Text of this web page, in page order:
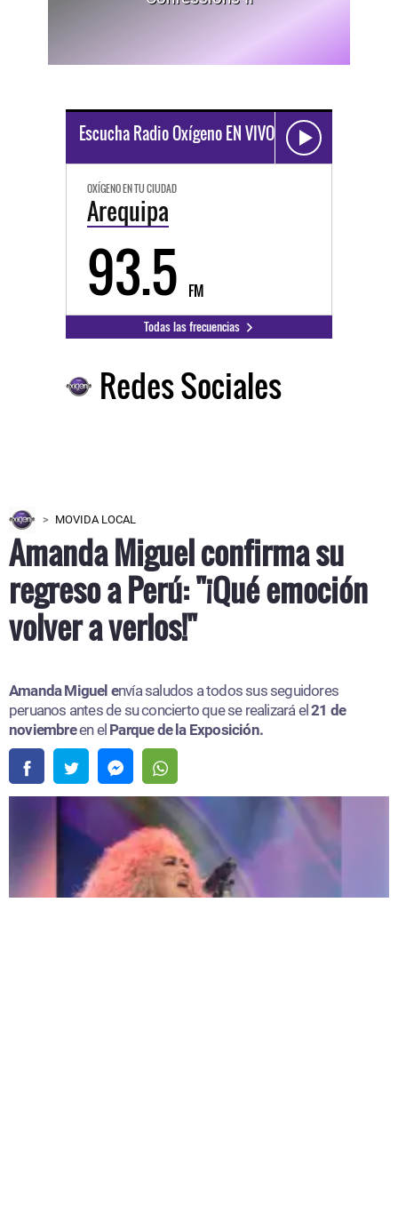
Escucha Radio Oxígeno EN VIVO
OXÍGENO EN TU CIUDAD
Arequipa
93.5 FM
Todas las frecuencias
Redes Sociales
MOVIDA LOCAL
Amanda Miguel confirma su
regreso a Perú: "¡Qué emoción
volver a verlos!"
Amanda Miguel e
nvía saludos a todos sus seguidores
peruanos antes de su concierto que se realizará el21 de
noviembreen elParque de la Exposición.